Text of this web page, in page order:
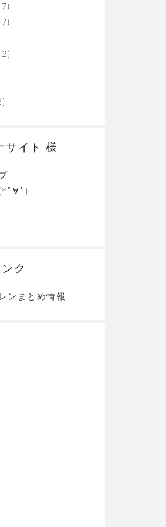
サイト 様
ﾟ∀ﾟ)
ンク
ンまとめ情報